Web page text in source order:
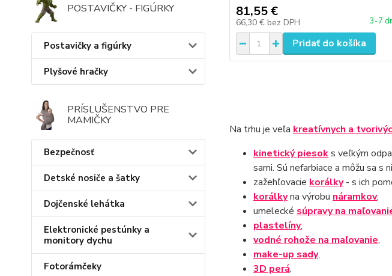
POSTAVIČKY - FIGÚRKY
Postavičky a figúrky
Plyšové hračky
PRÍSLUŠENSTVO PRE
MAMIČKY
Bezpečnosť
Detské nosiče a šatky
Dojčenské lehátka
Elektronické pestúnky a
monitory dychu
Fotorámčeky
81,55 €
66,30 € bez DPH 3-7
Pridať do košíka
Na trhu je veľa kreatívnych a
kinetický piesoks veľkým
sami. Sú nefarbiace a môžu sa s
zažehľovacie korálky- s ich
korálkyna výrobu náramkov,
umelecké súpravy na
plastelíny,
vodné rohože na maľovanie,
make-up sady,
3D perá.